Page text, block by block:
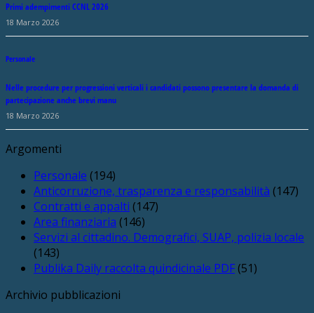
Primi adempimenti CCNL 2026
18 Marzo 2026
Personale
Nelle procedure per progressioni verticali i candidati possono presentare la domanda di
partecipazione anche brevi manu
18 Marzo 2026
Argomenti
Personale (194)
Anticorruzione, trasparenza e responsabilità (147)
Contratti e appalti (147)
Area finanziaria (146)
Servizi al cittadino. Demografici, SUAP, polizia locale
(143)
Publika Daily raccolta quindicinale PDF(51)
Archivio pubblicazioni